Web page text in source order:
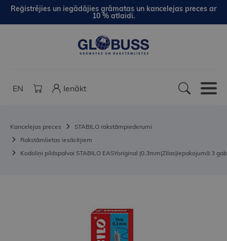
Reģistrējies un iegādājies grāmatas un kancelejas preces ar
10 % atlaidi.
EN Ienākt
Kancelejas preces
STABILO rakstāmpiederumi
Rakstāmlietas iesācējiem
Kodoliņi pildspalvai STABILO EASYoriginal |0.3mm|Zilas|iepakojumā 3